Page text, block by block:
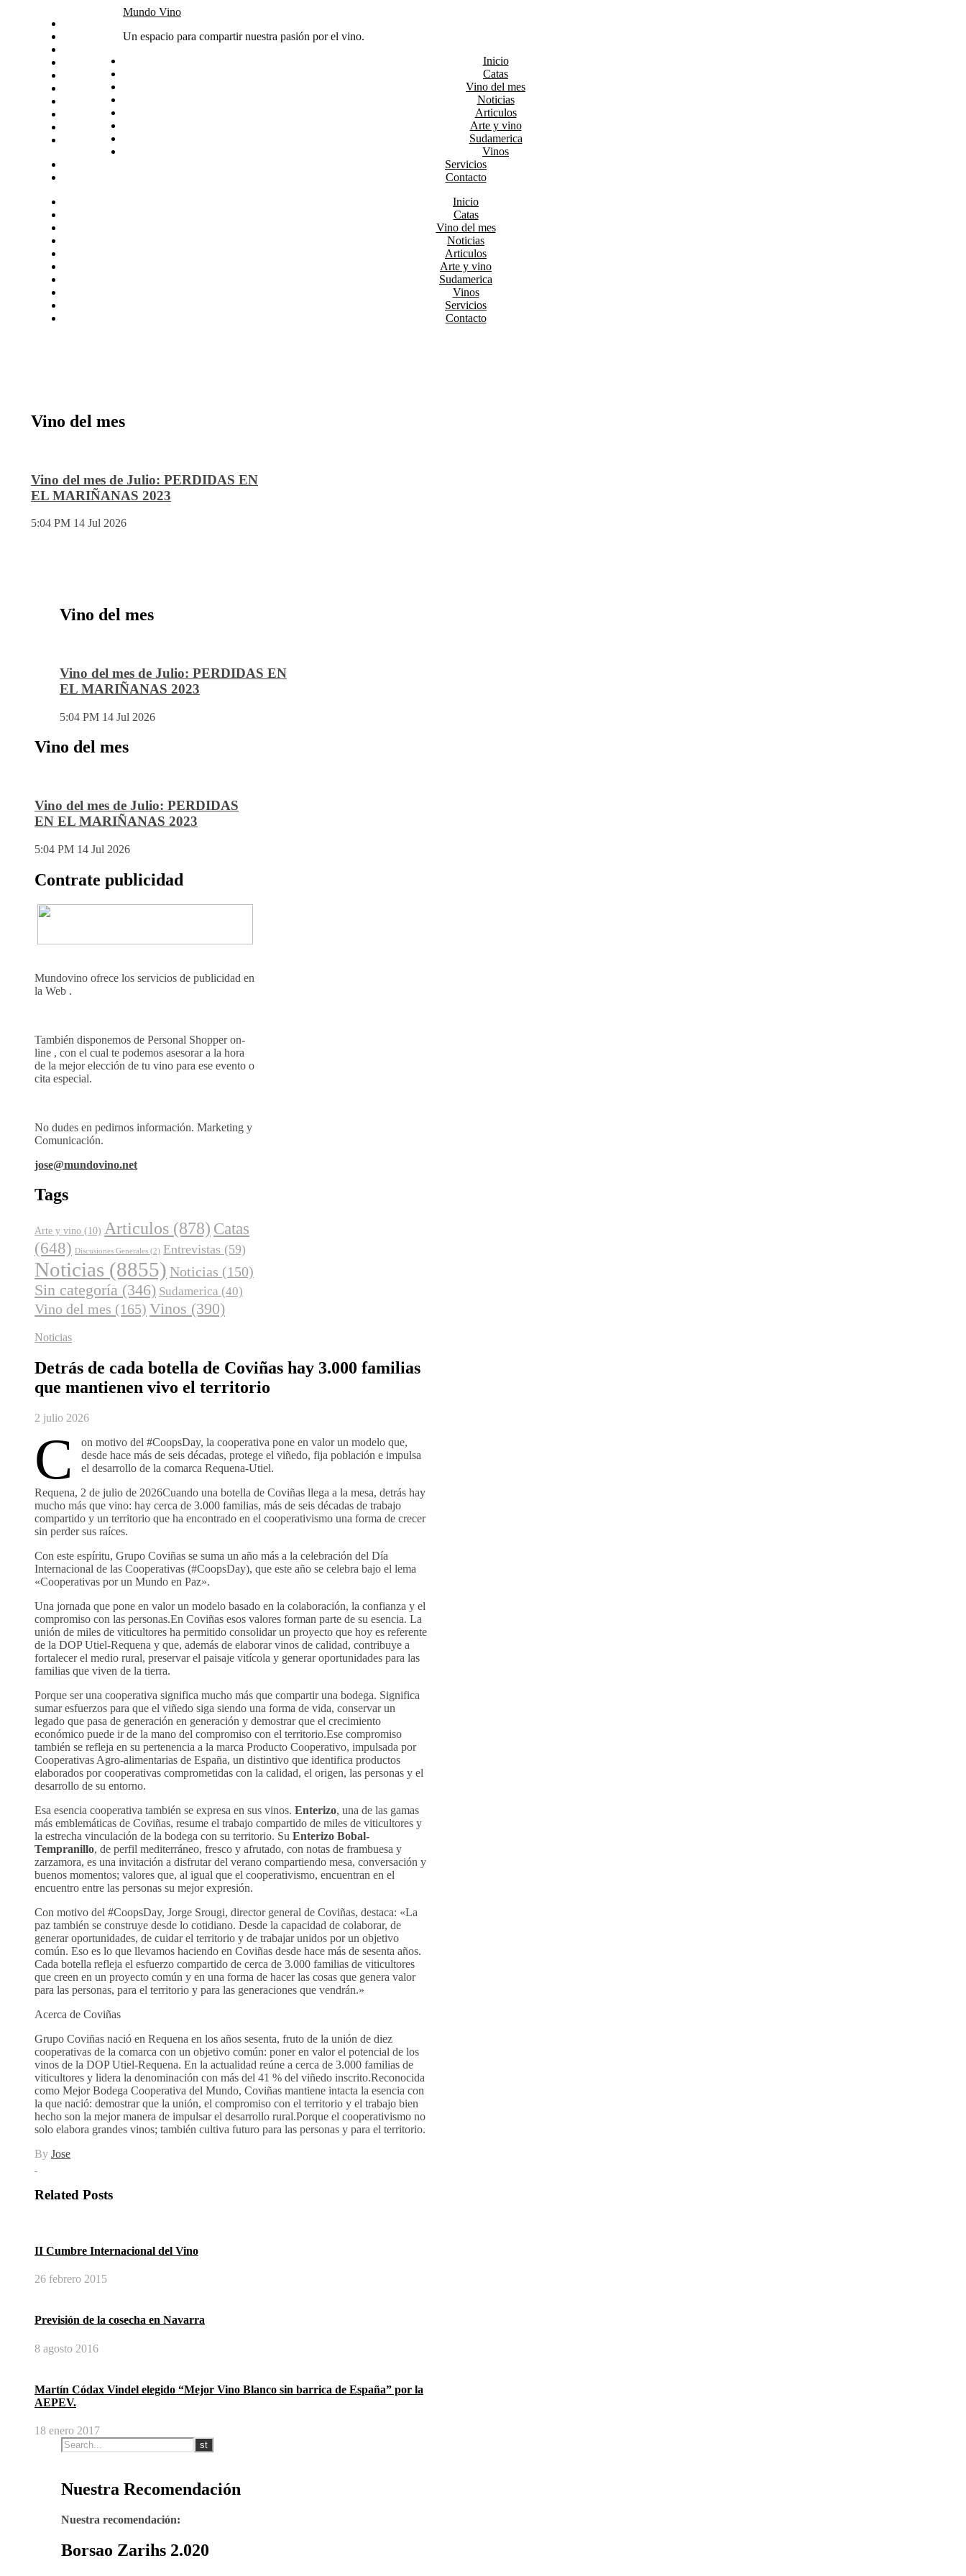
Arte y vino
Sudamerica
Mundo Vino
Un espacio para compartir nuestra pasión por el vino.
Inicio
Catas
Vino del mes
Noticias
Articulos
Arte y vino
Sudamerica
Vinos
Servicios
Contacto
Inicio
Catas
Vino del mes
Noticias
Articulos
Arte y vino
Sudamerica
Vinos
Servicios
Contacto
Vino del mes
Vino del mes de Julio: PERDIDAS EN
EL MARIÑANAS 2023
5:04 PM 14 Jul 2026
Vino del mes
Vino del mes de Julio: PERDIDAS EN
EL MARIÑANAS 2023
5:04 PM 14 Jul 2026
Vino del mes
Vino del mes de Julio: PERDIDAS
EN EL MARIÑANAS 2023
5:04 PM 14 Jul 2026
Contrate publicidad
Mundovino ofrece los servicios de publicidad en
la Web .
También disponemos de Personal Shopper on-
line , con el cual te podemos asesorar a la hora
de la mejor elección de tu vino para ese evento o
cita especial.
No dudes en pedirnos información. Marketing y
Comunicación.
jose@mundovino.net
Tags
Arte y vino (10) Articulos (878) Catas
(648) Discusiones Generales (2) Entrevistas (59)
Noticias (8855) Noticias (150)
Sin categoría (346) Sudamerica (40)
Vino del mes (165) Vinos (390)
Noticias
Detrás de cada botella de Coviñas hay 3.000 familias
que mantienen vivo el territorio
2 julio 2026
C
on motivo del #CoopsDay, la cooperativa pone en valor un modelo que,
desde hace más de seis décadas, protege el viñedo, fija población e impulsa
el desarrollo de la comarca Requena-Utiel.
Requena, 2 de julio de 2026Cuando una botella de Coviñas llega a la mesa, detrás hay
mucho más que vino: hay cerca de 3.000 familias, más de seis décadas de trabajo
compartido y un territorio que ha encontrado en el cooperativismo una forma de crecer
sin perder sus raíces.
Con este espíritu, Grupo Coviñas se suma un año más a la celebración del Día
Internacional de las Cooperativas (#CoopsDay), que este año se celebra bajo el lema
«Cooperativas por un Mundo en Paz».
Una jornada que pone en valor un modelo basado en la colaboración, la confianza y el
compromiso con las personas.En Coviñas esos valores forman parte de su esencia. La
unión de miles de viticultores ha permitido consolidar un proyecto que hoy es referente
de la DOP Utiel-Requena y que, además de elaborar vinos de calidad, contribuye a
fortalecer el medio rural, preservar el paisaje vitícola y generar oportunidades para las
familias que viven de la tierra.
Porque ser una cooperativa significa mucho más que compartir una bodega. Significa
sumar esfuerzos para que el viñedo siga siendo una forma de vida, conservar un
legado que pasa de generación en generación y demostrar que el crecimiento
económico puede ir de la mano del compromiso con el territorio.Ese compromiso
también se refleja en su pertenencia a la marca Producto Cooperativo, impulsada por
Cooperativas Agro-alimentarias de España, un distintivo que identifica productos
elaborados por cooperativas comprometidas con la calidad, el origen, las personas y el
desarrollo de su entorno.
Esa esencia cooperativa también se expresa en sus vinos. Enterizo, una de las gamas
más emblemáticas de Coviñas, resume el trabajo compartido de miles de viticultores y
la estrecha vinculación de la bodega con su territorio. Su Enterizo Bobal-
Tempranillo, de perfil mediterráneo, fresco y afrutado, con notas de frambuesa y
zarzamora, es una invitación a disfrutar del verano compartiendo mesa, conversación y
buenos momentos; valores que, al igual que el cooperativismo, encuentran en el
encuentro entre las personas su mejor expresión.
Con motivo del #CoopsDay, Jorge Srougi, director general de Coviñas, destaca: «La
paz también se construye desde lo cotidiano. Desde la capacidad de colaborar, de
generar oportunidades, de cuidar el territorio y de trabajar unidos por un objetivo
común. Eso es lo que llevamos haciendo en Coviñas desde hace más de sesenta años.
Cada botella refleja el esfuerzo compartido de cerca de 3.000 familias de viticultores
que creen en un proyecto común y en una forma de hacer las cosas que genera valor
para las personas, para el territorio y para las generaciones que vendrán.»
Acerca de Coviñas
Grupo Coviñas nació en Requena en los años sesenta, fruto de la unión de diez
cooperativas de la comarca con un objetivo común: poner en valor el potencial de los
vinos de la DOP Utiel-Requena. En la actualidad reúne a cerca de 3.000 familias de
viticultores y lidera la denominación con más del 41 % del viñedo inscrito.Reconocida
como Mejor Bodega Cooperativa del Mundo, Coviñas mantiene intacta la esencia con
la que nació: demostrar que la unión, el compromiso con el territorio y el trabajo bien
hecho son la mejor manera de impulsar el desarrollo rural.Porque el cooperativismo no
solo elabora grandes vinos; también cultiva futuro para las personas y para el territorio.
By Jose
Related Posts
II Cumbre Internacional del Vino
26 febrero 2015
Previsión de la cosecha en Navarra
8 agosto 2016
Martín Códax Vindel elegido “Mejor Vino Blanco sin barrica de España” por la
AEPEV.
18 enero 2017
Nuestra Recomendación
Nuestra recomendación:
Borsao Zarihs 2.020